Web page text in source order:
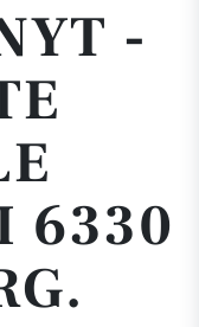
-
6330